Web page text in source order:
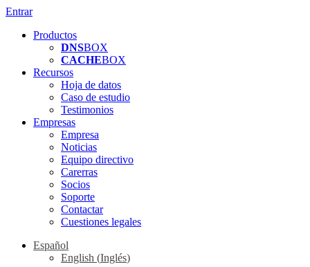
Entrar
Productos
DNSBOX
CACHEBOX
Recursos
Hoja de datos
Caso de estudio
Testimonios
Empresas
Empresa
Noticias
Equipo directivo
Carerras
Socios
Soporte
Contactar
Cuestiones legales
Español
English (Inglés)